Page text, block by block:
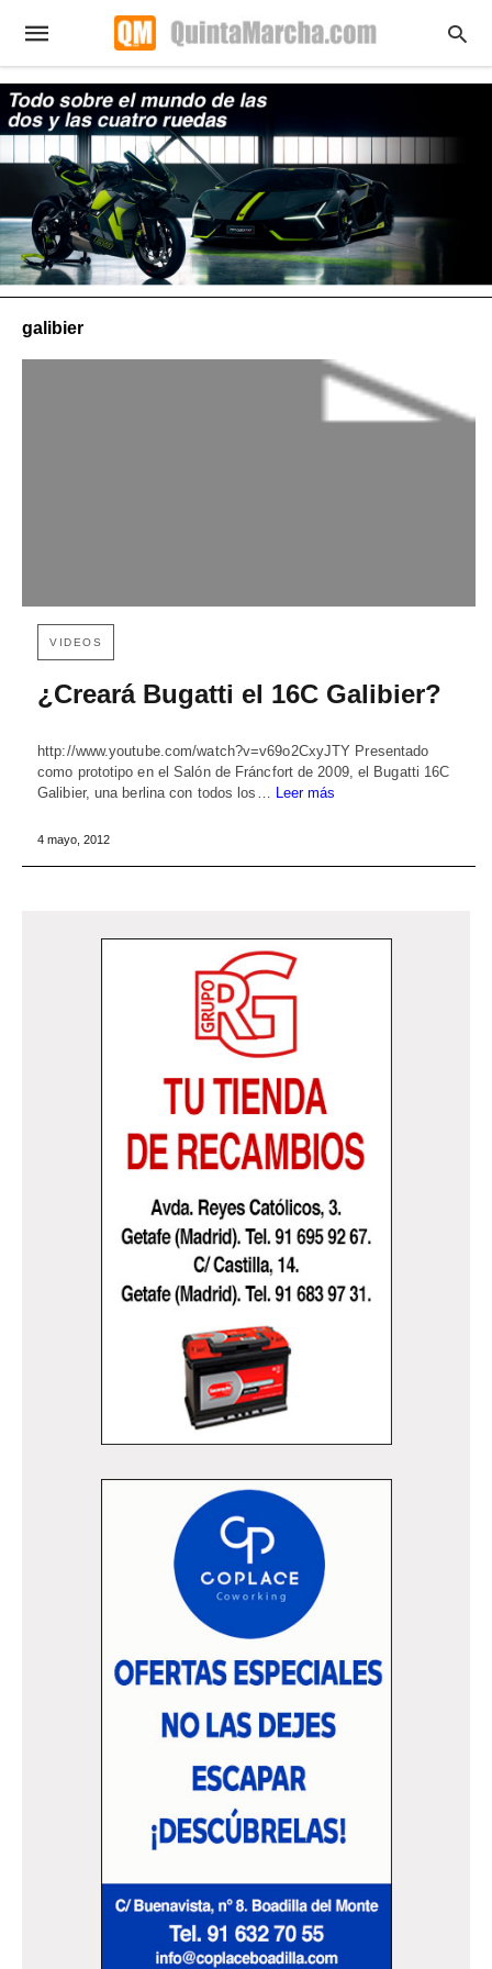
galibier
VIDEOS
¿Creará Bugatti el 16C Galibier?
http://www.youtube.com/watch?v=v69o2CxyJTY Presentado
como prototipo en el Salón de Fráncfort de 2009, el Bugatti 16C
Galibier, una berlina con todos los… Leer más
4 mayo, 2012